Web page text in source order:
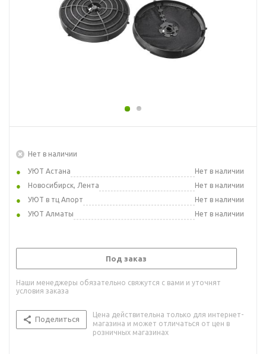
Нет в наличии
УЮТ Астана
Нет в наличии
Новосибирск, Лента
Нет в наличии
УЮТ в тц Апорт
Нет в наличии
УЮТ Алматы
Нет в наличии
Под заказ
Наши менеджеры обязательно свяжутся с вами и уточнят
условия заказа
Поделиться
Цена действительна только для интернет-
магазина и может отличаться от цен в
розничных магазинах